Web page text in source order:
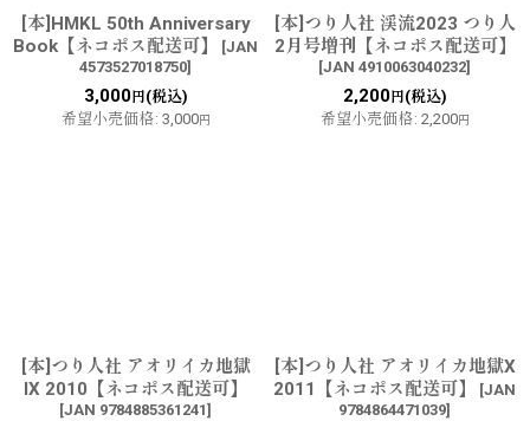
[本]HMKL 50th Anniversary
Book【ネコポス配送可】
[JAN
4573527018750]
3,000円(税込)
希望小売価格: 3,000円
[本]つり人社 渓流2023 つり人
2月号増刊【ネコポス配送可】
[JAN 4910063040232]
2,200円(税込)
希望小売価格: 2,200円
[本]つり人社 アオリイカ地獄
IX 2010【ネコポス配送可】
[JAN 9784885361241]
[本]つり人社 アオリイカ地獄X
2011【ネコポス配送可】
[JAN
9784864471039]